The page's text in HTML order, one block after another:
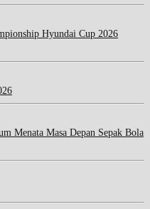
Hyundai Cup 2026
Menata Masa Depan Sepak Bola